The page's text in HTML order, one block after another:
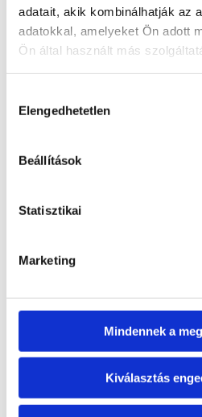
adatait, akik kombinálhatják az
adatokkal, amelyeket Ön adott
Ön által használt más
kiválasztása
Elengedhetetlen
Beállítások
Statisztikai
Marketing
Mindennek a
Kiválasztás
Paraméterek
CE jóváhagyás C Neoprén-
EZ IS